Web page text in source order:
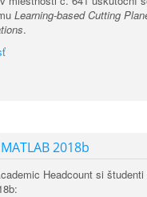
Learning-based Cutting
.
2018b
Headcount si